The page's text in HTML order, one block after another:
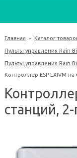
Главная - Каталог
Пульты управления Rain
Пульты управления Rain
Контроллер ESP-LXIVM
станций,